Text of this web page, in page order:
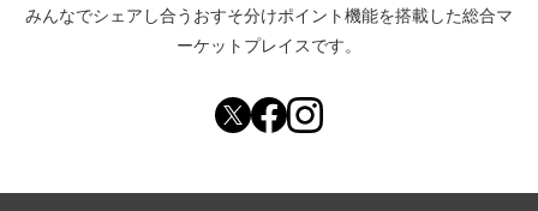
みんなでシェアし合う おすそ分けポイント機能を搭載した総合マ
ーケットプレイスです。